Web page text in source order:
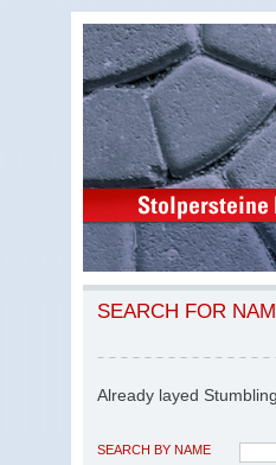
SEARCH FOR
Already layed
SEARCH BY NAME